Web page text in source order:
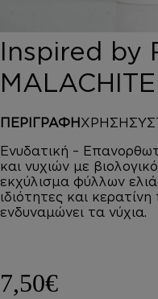
HOROMIA
SPECIAL OFFERS
ΚΑΛΑΘΙ
Inspired by
MALACHITE
ΠΕΡΙΓΡΑΦΗ ΧΡΗΣΗ
Ενυδατική –
και νυχιών με
εκχύλισμα φύλλων
ιδιότητες και
ενδυναμώνει τα νύχια.
7,50€